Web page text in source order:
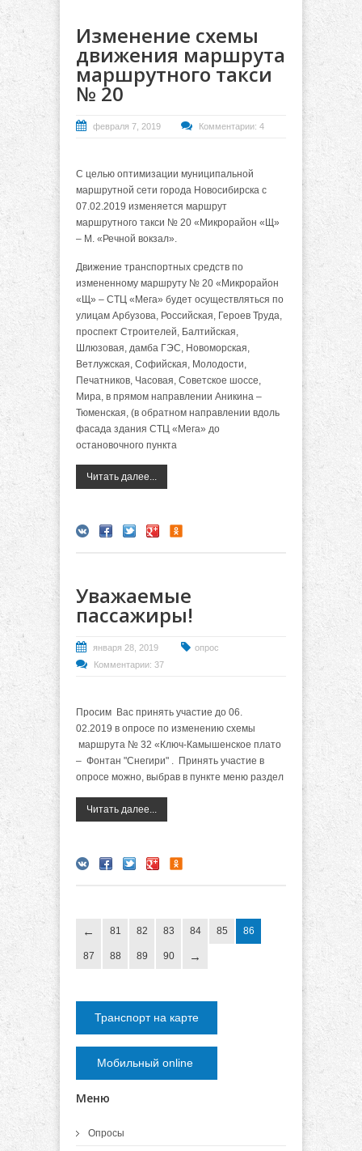
Изменение схемы
движения маршрута
маршрутного такси
№ 20
февраля 7, 2019 Комментарии: 4
С целью оптимизации муниципальной
маршрутной сети города Новосибирска с
07.02.2019 изменяется маршрут
маршрутного такси № 20 «Микрорайон «Щ»
– М. «Речной вокзал».
Движение транспортных средств по
измененному маршруту № 20 «Микрорайон
«Щ» – СТЦ «Мега» будет осуществляться по
улицам Арбузова, Российская, Героев Труда,
проспект Строителей, Балтийская,
Шлюзовая, дамба ГЭС, Новоморская,
Ветлужская, Софийская, Молодости,
Печатников, Часовая, Советское шоссе,
Мира, в прямом направлении Аникина –
Тюменская, (в обратном направлении вдоль
фасада здания СТЦ «Мега» до
остановочного пункта
Читать далее...
Уважаемые
пассажиры!
января 28, 2019
опрос
Комментарии: 37
Просим Вас принять участие до 06.
02.2019 в опросе по изменению схемы
маршрута № 32 «Ключ-Камышенское плато
– Фонтан "Снегири" . Принять участие в
опросе можно, выбрав в пункте меню раздел
Читать далее...
81 82 83 84 85 86
87 88 89 90
Транспорт на карте
Мобильный online
Меню
Опросы